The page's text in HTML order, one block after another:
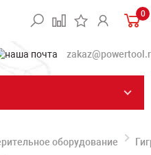
0
оборудование